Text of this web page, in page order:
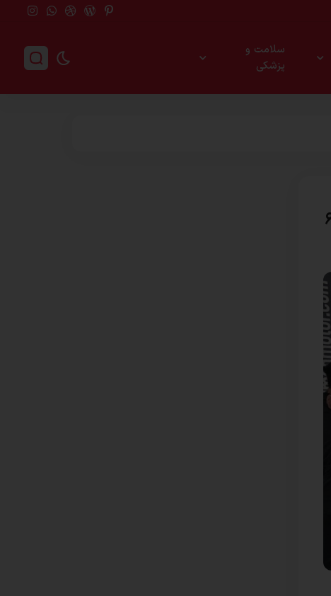
سلامت و
پزشکی